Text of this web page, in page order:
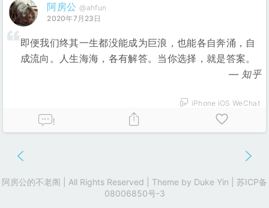
阿房公 @ahfun
2020年7月23日
即便我们终其一生都没能成为巨浪，也能各自奔涌，自
成流向。人生海海，各有解答。当你选择，就是答案。
知乎
iPhone iOS WeChat
!
阿房公的不老阁 | All Rights Reserved | Theme by Duke Yin
苏ICP备
08006850号-3